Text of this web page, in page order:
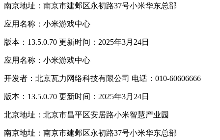
南京地址：南京市建邺区永初路37号小米华东总部
应用名称：小米游戏中心
版本：13.5.0.70 更新时间：2025年3月24日
应用名称：小米游戏中心
开发者：北京瓦力网络科技有限公司 电话：010-60606666
版本：13.5.0.70 更新时间：2025年3月24日
北京地址：北京市昌平区安居路小米智慧产业园
南京地址：南京市建邺区永初路37号小米华东总部